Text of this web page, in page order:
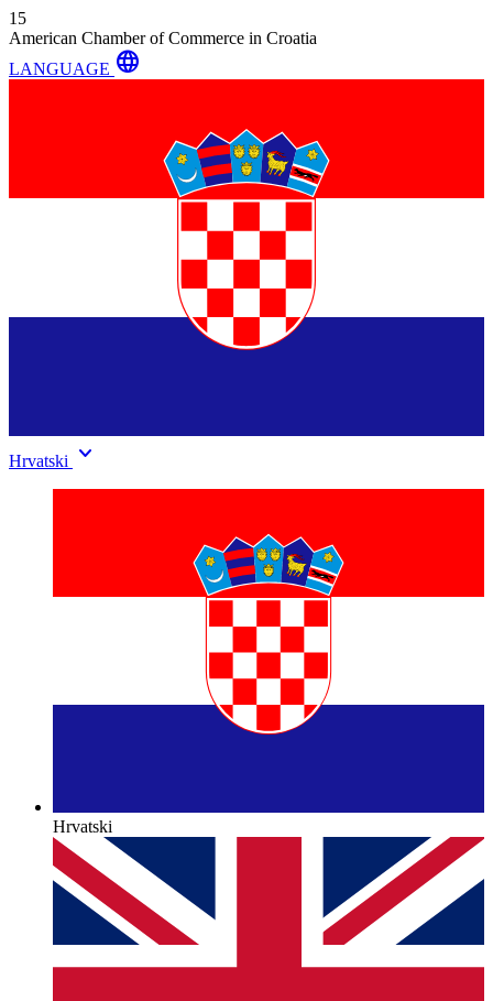
15
American Chamber of Commerce in Croatia
LANGUAGE language
Hrvatski keyboard_arrow_down
Hrvatski